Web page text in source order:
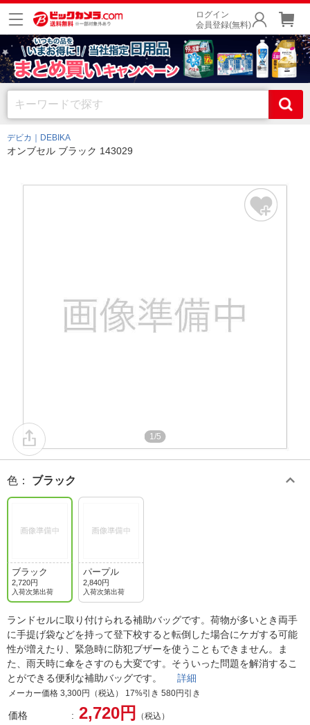
ログイン
会員登録(無料)
デビカ｜DEBIKA
オンブセル ブラック 143029
1/5
色 ： ブラック
ブラック
2,720円
入荷次第出荷
パープル
2,840円
入荷次第出荷
ランドセルに取り付けられる補助バッグです。荷物が多いとき両手
に手提げ袋などを持って登下校すると転倒した場合にケガする可能
性が増えたり、緊急時に防犯ブザーを使うこともできません。ま
た、雨天時に傘をさすのも大変です。そういった問題を解消するこ
とができる便利な補助バッグです。 詳細
メーカー価格 3,300円（税込） 17%引き 580円引き
価格 2,720円 （税込）